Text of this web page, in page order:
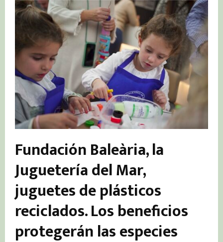
Fundación Baleària, la
Juguetería del Mar,
juguetes de plásticos
reciclados. Los beneficios
protegerán las especies